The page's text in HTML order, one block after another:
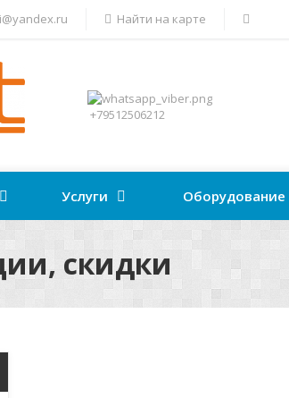
Найти на карте
+79512506212
Услуги Оборудование
скидки